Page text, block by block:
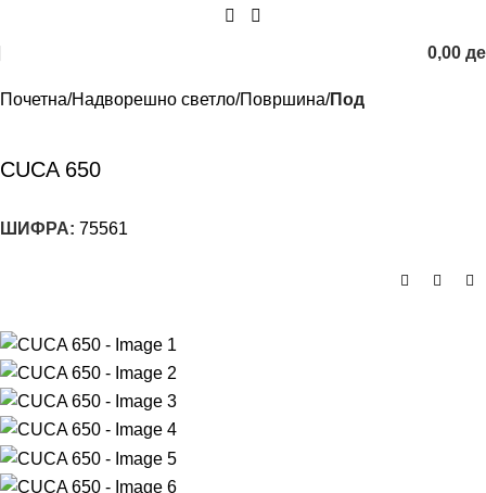
0,00
Почетна Надворешно светло Површина Под
CUCA 650
ШИФРА: 75561